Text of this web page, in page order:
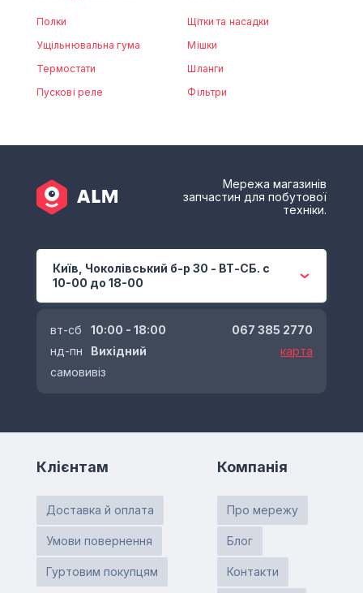
Полки
Ущільнювальна гума
Термостати
Пускові реле
Щітки та насадки
Мішки
Шланги
Фільтри
Мережа магазинів
запчастин для побутової
техніки.
Київ, Чоколівський б-р 30 - ВТ-СБ. с
10-00 до 18-00
вт-сб
10:00 - 18:00
нд-пн
Вихідний
самовивіз
067 385 2770
карта
Клієнтам
Доставка й оплата
Умови повернення
Гуртовим покупцям
Компанія
Про мережу
Блог
Контакти